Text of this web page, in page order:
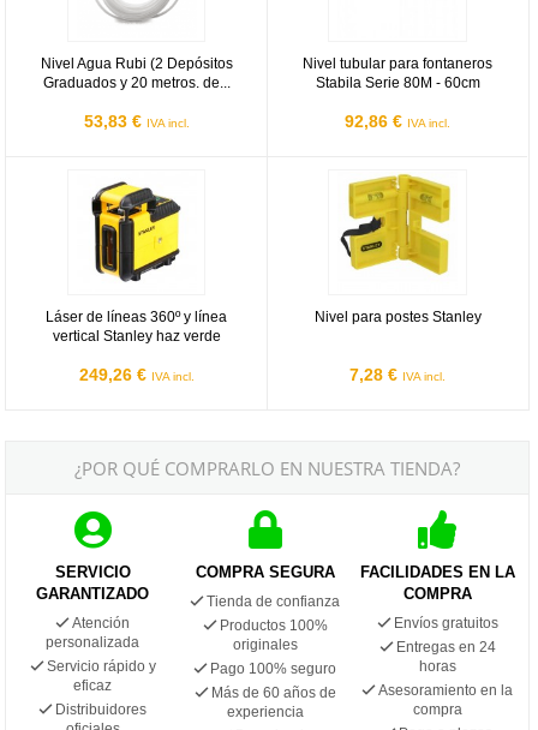
Nivel Agua Rubi (2 Depósitos
Graduados y 20 metros. de...
53,83 € IVA incl.
Nivel tubular para fontaneros
Stabila Serie 80M - 60cm
92,86 € IVA incl.
Láser de líneas 360º y línea
vertical Stanley haz verde
249,26 € IVA incl.
Láser de líneas 360º y línea vertical Stanley haz verde
Nivel para postes Stanley
7,28 € IVA incl.
Nivel para postes Stanley
¿POR QUÉ COMPRARLO EN NUESTRA TIENDA?
SERVICIO
GARANTIZADO
Atención
personalizada
Servicio rápido y
eficaz
Distribuidores
COMPRA SEGURA
Tienda de confianza
Productos 100%
originales
Pago 100% seguro
Más de 60 años de
experiencia
FACILIDADES EN LA
COMPRA
Envíos gratuitos
Entregas en 24
horas
Asesoramiento en la
compra